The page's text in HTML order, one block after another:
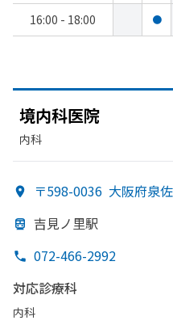
16:00 - 18:00 ●
境内科医院
内科
〒598-0036 大阪府泉
吉見ノ里駅
072-466-2992
対応診療科
内科